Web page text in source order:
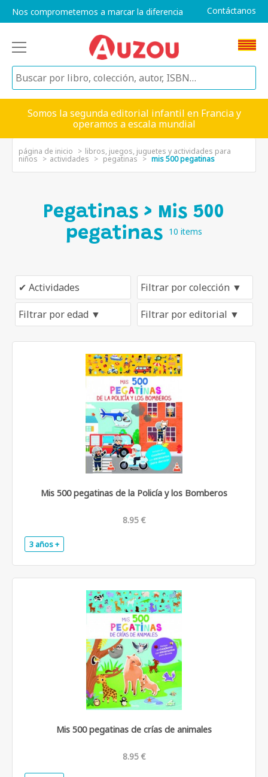
Nos comprometemos a marcar la diferencia Contáctanos
Somos la segunda editorial infantil en Francia y
operamos a escala mundial
página de inicio libros, juegos, juguetes y actividades para
niños actividades pegatinas mis 500 pegatinas
Pegatinas > Mis 500
pegatinas
10 items
Mis 500 pegatinas de la Policía y los Bomberos
8.95 €
3 años +
Mis 500 pegatinas de crías de animales
8.95 €